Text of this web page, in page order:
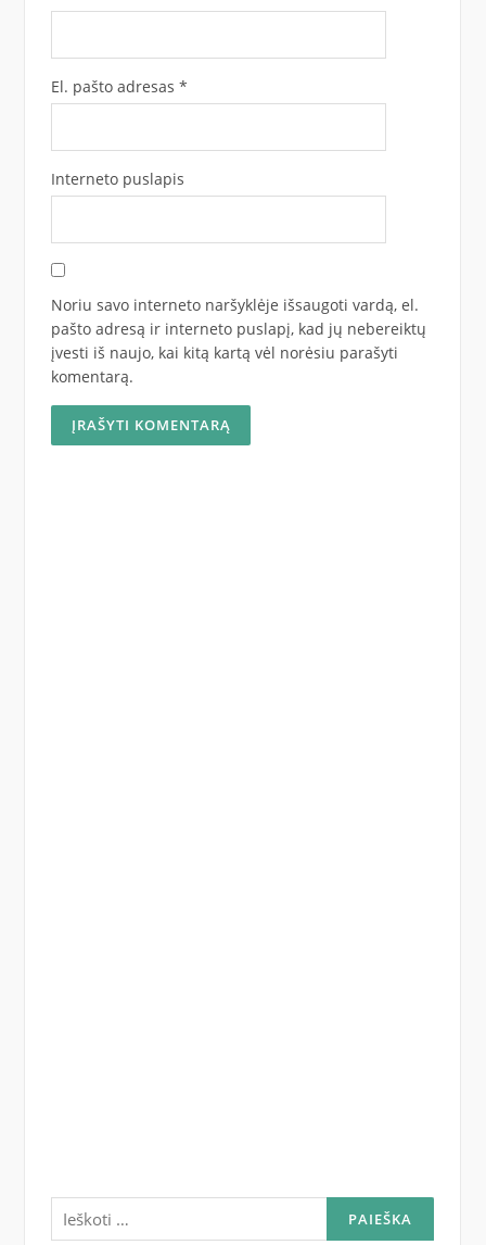
El. pašto adresas *
Interneto puslapis
Noriu savo interneto naršyklėje išsaugoti vardą, el.
pašto adresą ir interneto puslapį, kad jų nebereiktų
įvesti iš naujo, kai kitą kartą vėl norėsiu parašyti
komentarą.
Ieškoti: